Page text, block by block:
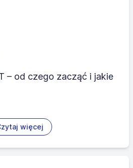
– od czego zacząć i jakie
więcej